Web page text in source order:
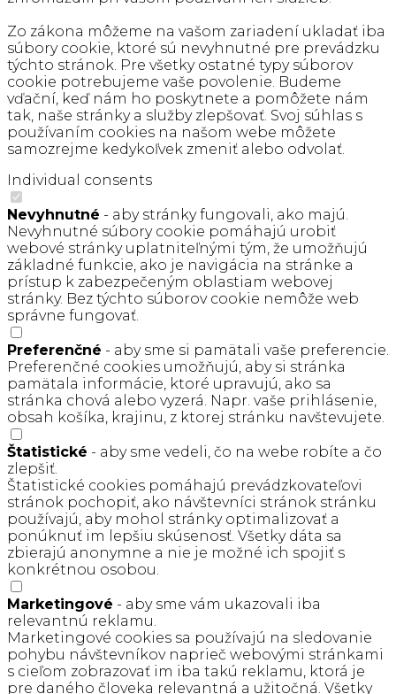
Zo zákona môžeme na vašom zariadení ukladať iba
súbory cookie, ktoré sú nevyhnutné pre prevádzku
týchto stránok. Pre všetky ostatné typy súborov
cookie potrebujeme vaše povolenie. Budeme
vďační, keď nám ho poskytnete a pomôžete nám
tak, naše stránky a služby zlepšovať. Svoj súhlas s
používaním cookies na našom webe môžete
samozrejme kedykoľvek zmeniť alebo odvolať.
Individual consents
Nevyhnutné - aby stránky fungovali, ako majú.
Nevyhnutné súbory cookie pomáhajú urobiť
webové stránky uplatniteľnými tým, že umožňujú
základné funkcie, ako je navigácia na stránke a
prístup k zabezpečeným oblastiam webovej
stránky. Bez týchto súborov cookie nemôže web
správne fungovať.
Preferenčné - aby sme si pamätali vaše preferencie.
Preferenčné cookies umožňujú, aby si stránka
pamätala informácie, ktoré upravujú, ako sa
stránka chová alebo vyzerá. Napr. vaše prihlásenie,
obsah košíka, krajinu, z ktorej stránku navštevujete.
Štatistické - aby sme vedeli, čo na webe robíte a čo
zlepšiť.
Štatistické cookies pomáhajú prevádzkovateľovi
stránok pochopiť, ako návštevníci stránok stránku
používajú, aby mohol stránky optimalizovať a
ponúknuť im lepšiu skúsenosť. Všetky dáta sa
zbierajú anonymne a nie je možné ich spojiť s
konkrétnou osobou.
Marketingové - aby sme vám ukazovali iba
relevantnú reklamu.
Marketingové cookies sa používajú na sledovanie
pohybu návštevníkov naprieč webovými stránkami
s cieľom zobrazovať im iba takú reklamu, ktorá je
pre daného človeka relevantná a užitočná. Všetky